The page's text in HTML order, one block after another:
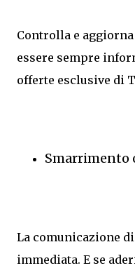
Controlla e
essere sempre
offerte esclusive di
Smarrimento
La comunicazione
immediata. E se